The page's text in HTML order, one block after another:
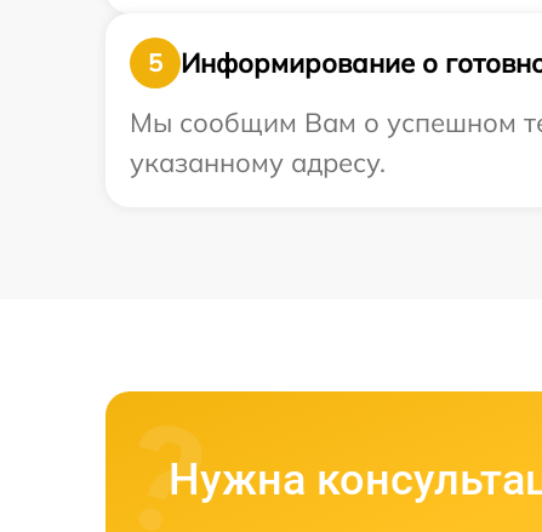
5
Информирование о
Мы сообщим Вам о успешном
указанному адресу.
Нужна